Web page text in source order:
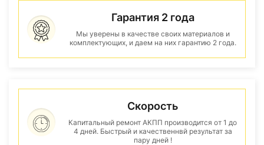
Гарантия 2 года
Мы уверены в качестве своих материалов и
комплектующих, и даем на них гарантию 2 года.
Скорость
Капитальный ремонт АКПП производится от 1 до
4 дней. Быстрый и качественнвй результат за
пару дней !